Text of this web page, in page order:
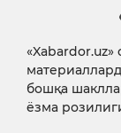
бошқа
ёзма